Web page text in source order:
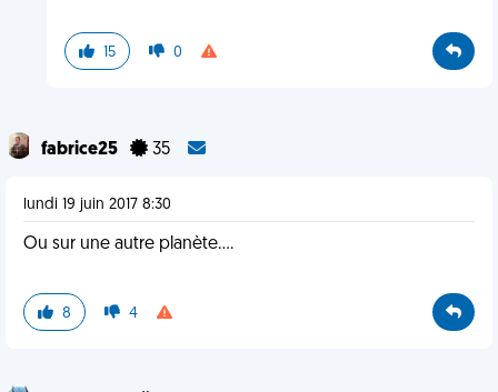
15 0
fabrice25 35
lundi 19 juin 2017 8:30
Ou sur une autre planète....
8 4